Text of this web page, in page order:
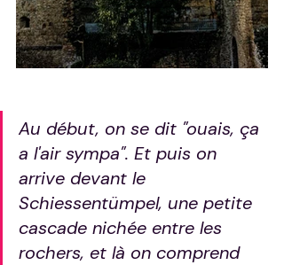
Au début, on se dit "ouais, ça
a l'air sympa". Et puis on
arrive devant le
Schiessentümpel, une petite
cascade nichée entre les
rochers, et là on comprend